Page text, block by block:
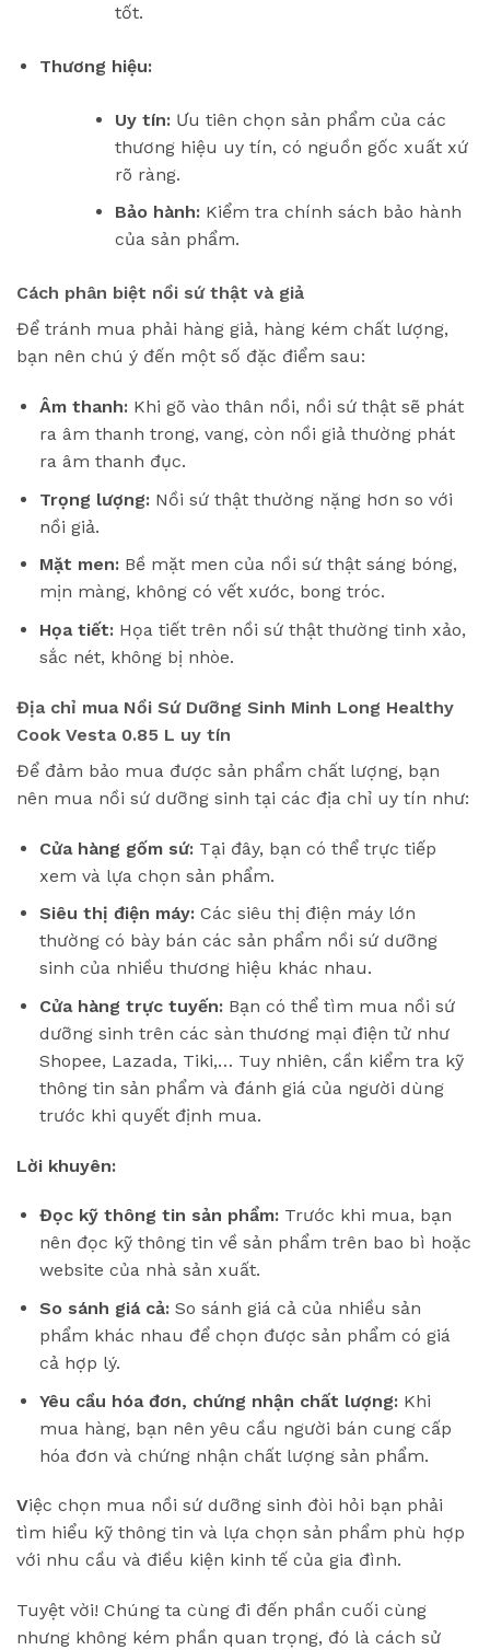
tốt.
Thương hiệu:
Uy tín:Ưu tiên chọn sản phẩm của các
thương hiệu uy tín, có nguồn gốc xuất xứ
rõ ràng.
Bảo hành:Kiểm tra chính sách bảo hành
của sản phẩm.
Cách phân biệt nồi sứ thật và giả
Để tránh mua phải hàng giả, hàng kém chất lượng,
bạn nên chú ý đến một số đặc điểm sau:
Âm thanh:Khi gõ vào thân nồi, nồi sứ thật sẽ phát
ra âm thanh trong, vang, còn nồi giả thường phát
ra âm thanh đục.
Trọng lượng:Nồi sứ thật thường nặng hơn so với
nồi giả.
Mặt men:Bề mặt men của nồi sứ thật sáng bóng,
mịn màng, không có vết xước, bong tróc.
Họa tiết:Họa tiết trên nồi sứ thật thường tinh xảo,
sắc nét, không bị nhòe.
Địa chỉ mua Nồi Sứ Dưỡng Sinh Minh Long Healthy
Cook Vesta 0.85 L uy tín
Để đảm bảo mua được sản phẩm chất lượng, bạn
nên mua nồi sứ dưỡng sinh tại các địa chỉ uy tín như:
Cửa hàng gốm sứ:Tại đây, bạn có thể trực tiếp
xem và lựa chọn sản phẩm.
Siêu thị điện máy:Các siêu thị điện máy lớn
thường có bày bán các sản phẩm nồi sứ dưỡng
sinh của nhiều thương hiệu khác nhau.
Cửa hàng trực tuyến:Bạn có thể tìm mua nồi sứ
dưỡng sinh trên các sàn thương mại điện tử như
Shopee, Lazada, Tiki,… Tuy nhiên, cần kiểm tra kỹ
thông tin sản phẩm và đánh giá của người dùng
trước khi quyết định mua.
Lời khuyên:
Đọc kỹ thông tin sản phẩm:Trước khi mua, bạn
nên đọc kỹ thông tin về sản phẩm trên bao bì hoặc
website của nhà sản xuất.
So sánh giá cả:So sánh giá cả của nhiều sản
phẩm khác nhau để chọn được sản phẩm có giá
cả hợp lý.
Yêu cầu hóa đơn, chứng nhận chất lượng:Khi
mua hàng, bạn nên yêu cầu người bán cung cấp
hóa đơn và chứng nhận chất lượng sản phẩm.
Việc chọn mua nồi sứ dưỡng sinh đòi hỏi bạn phải
tìm hiểu kỹ thông tin và lựa chọn sản phẩm phù hợp
với nhu cầu và điều kiện kinh tế của gia đình.
Tuyệt vời! Chúng ta cùng đi đến phần cuối cùng
nhưng không kém phần quan trọng, đó là cách sử